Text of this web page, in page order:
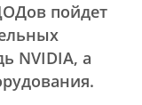
пойдет
NVIDIA, а